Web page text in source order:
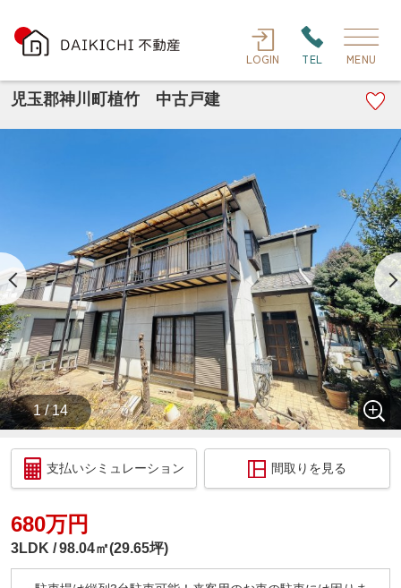
LOGIN TEL MENU
児玉郡神川町植竹 中古戸建
1 / 14
支払いシミュレーション 間取りを見る
680万円
3LDK 98.04㎡(29.65坪)